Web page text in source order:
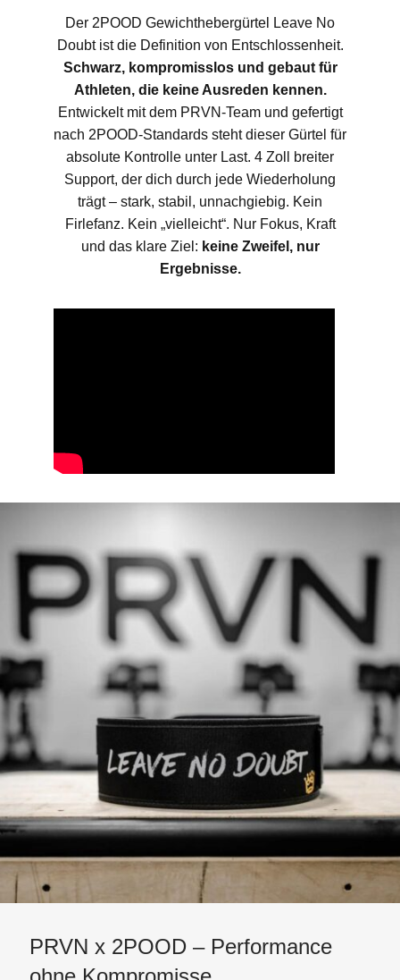
Der 2POOD Gewichthebergürtel Leave No
Doubt ist die Definition von Entschlossenheit.
Schwarz, kompromisslos und gebaut für
Athleten, die keine Ausreden kennen.
Entwickelt mit dem PRVN-Team und gefertigt
nach 2POOD-Standards steht dieser Gürtel für
absolute Kontrolle unter Last. 4 Zoll breiter
Support, der dich durch jede Wiederholung
trägt – stark, stabil, unnachgiebig. Kein
Firlefanz. Kein „vielleicht“. Nur Fokus, Kraft
und das klare Ziel: keine Zweifel, nur
Ergebnisse.
PRVN x 2POOD – Performance